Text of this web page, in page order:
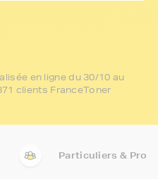
en ligne du 30/10 au
clients FranceToner
Particuliers & Pro